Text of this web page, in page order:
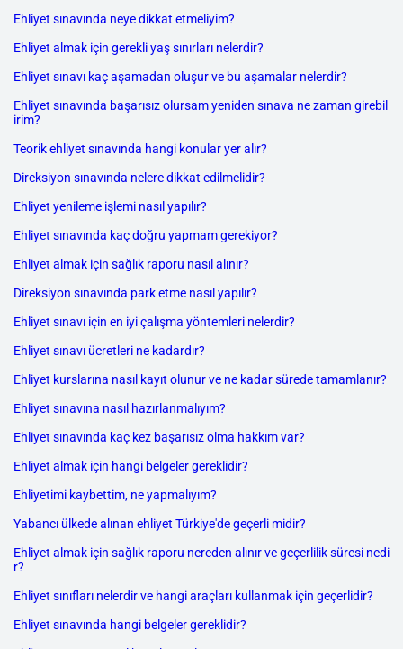
Ehliyet sınavında neye dikkat etmeliyim?
Ehliyet almak için gerekli yaş sınırları nelerdir?
Ehliyet sınavı kaç aşamadan oluşur ve bu aşamalar nelerdir?
Ehliyet sınavında başarısız olursam yeniden sınava ne zaman girebil
irim?
Teorik ehliyet sınavında hangi konular yer alır?
Direksiyon sınavında nelere dikkat edilmelidir?
Ehliyet yenileme işlemi nasıl yapılır?
Ehliyet sınavında kaç doğru yapmam gerekiyor?
Ehliyet almak için sağlık raporu nasıl alınır?
Direksiyon sınavında park etme nasıl yapılır?
Ehliyet sınavı için en iyi çalışma yöntemleri nelerdir?
Ehliyet sınavı ücretleri ne kadardır?
Ehliyet kurslarına nasıl kayıt olunur ve ne kadar sürede tamamlanır?
Ehliyet sınavına nasıl hazırlanmalıyım?
Ehliyet sınavında kaç kez başarısız olma hakkım var?
Ehliyet almak için hangi belgeler gereklidir?
Ehliyetimi kaybettim, ne yapmalıyım?
Yabancı ülkede alınan ehliyet Türkiye'de geçerli midir?
Ehliyet almak için sağlık raporu nereden alınır ve geçerlilik süresi nedi
r?
Ehliyet sınıfları nelerdir ve hangi araçları kullanmak için geçerlidir?
Ehliyet sınavında hangi belgeler gereklidir?